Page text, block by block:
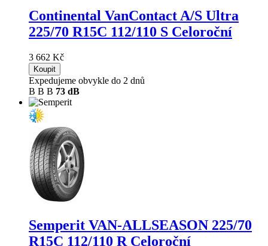
Continental VanContact A/S Ultra
225/70 R15C 112/110 S Celoroční
3 662 Kč
Koupit
Expedujeme obvykle do 2 dnů
B B B 73 dB
Semperit VAN-ALLSEASON 225/70
R15C 112/110 R Celoroční